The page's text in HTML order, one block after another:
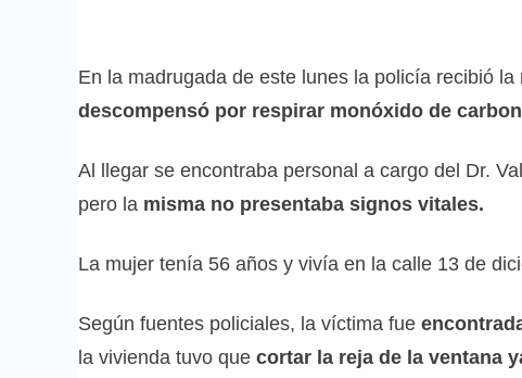
En la madrugada de este lunes la policía recibió
descompensó por respirar monóxido de
Al llegar se encontraba personal a cargo del Dr.
pero la misma no presentaba signos vitales.
La mujer tenía 56 años y vivía en la calle 13 de
Según fuentes policiales, la víctima fue
la vivienda tuvo que cortar la reja de la ventana